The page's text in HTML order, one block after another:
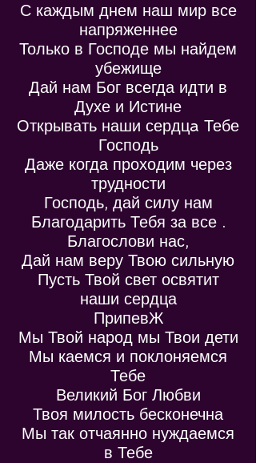
С каждым днем наш мир все
напряженнее
Только в Господе мы найдем
убежище
Дай нам Бог всегда идти в
Духе и Истине
Открывать наши сердцa Тебе
Господь
Даже когда проходим через
трудности
Господь, дай силу нам
Благодарить Тебя за все .
Благослови нас,
Дай нам веру Твою сильную
Пусть Твой свет освятит
наши сердца
ПрипевЖ
Мы Твой народ мы Твои дети
Мы каемся и поклоняемся
Тебе
Великий Бог Любви
Твоя милость бесконечна
Мы так отчаянно нуждаемся
в Тебе